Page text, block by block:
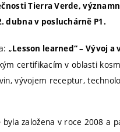
Tierra Verde,
dubna v posluchárně P1.
„Lesson learned“ – Vývoj
certifikacím v oblasti
vývojem receptur,
byla založena v roce 2008 a